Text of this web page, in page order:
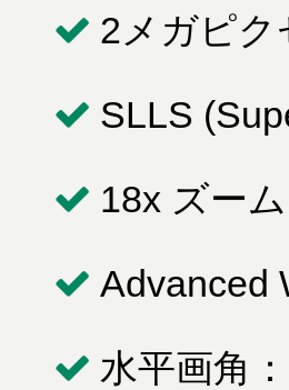
2メガピク
SLLS
18x ズー
Advanced
水平画角